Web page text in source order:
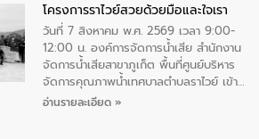
ทองคำและประกาศเกียรติคุณให้แก่ กำนัน
ผู้ใหญ่บ้านยอดเยี่ยม พร้อมกล่าวชื่นชม ให้
โอวาท และมอบนโยบาย
โครงการราไวย์สวยด้วยมือและใจเรา
วันที่ 7 สิงหาคม พ.ศ. 2569 เวลา 9:00-
12:00 น. องค์การจัดการน้ำเสีย สำนักงาน
จัดการน้ำเสียสาขาภูเก็ต พื้นที่ศูนย์บริหาร
จัดการคุณภาพน้ำเทศบาลตำบลราไวย์ เข้า
ร่วมโครงการราไวย์สวยด้วยมือและใจเรา
อ่านรายละเอียด »